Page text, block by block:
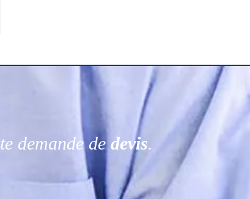
demande de devis.